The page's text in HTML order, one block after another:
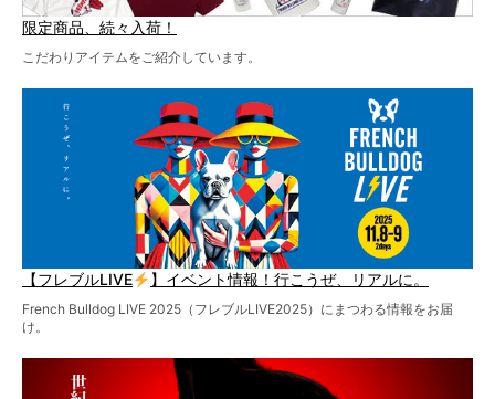
限定商品、続々入荷！
こだわりアイテムをご紹介しています。
【フレブルLIVE 】イベント情報！行こうぜ、リアルに。
French Bulldog LIVE 2025（フレブルLIVE2025）にまつわる情報をお届
け。